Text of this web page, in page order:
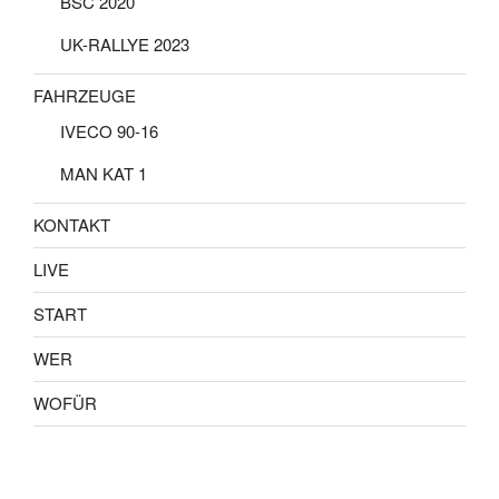
UK-RALLYE 2023
FAHRZEUGE
IVECO 90-16
MAN KAT 1
KONTAKT
LIVE
START
WER
WOFÜR